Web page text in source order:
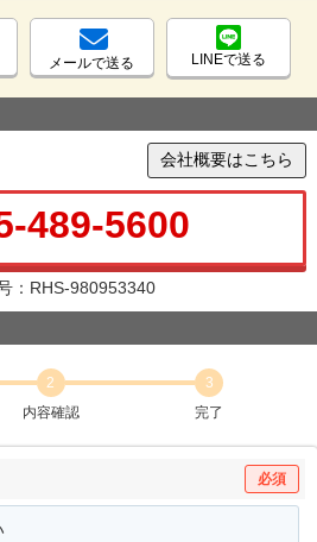
メールで送る LINEで送る
会社概要はこちら
489-5600
：RHS-980953340
2
内容確認
3
完了
必須